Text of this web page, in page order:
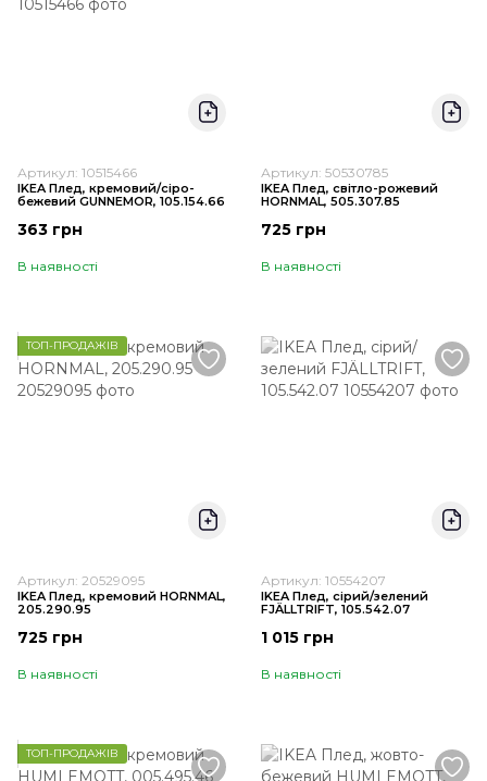
Артикул: 10515466
IKEA Плед, кремовий/сіро-
бежевий GUNNEMOR, 105.154.66
363 грн
В наявності
Артикул: 50530785
IKEA Плед, світло-рожевий
HORNMAL, 505.307.85
725 грн
В наявності
ТОП-ПРОДАЖІВ
Артикул: 20529095
IKEA Плед, кремовий HORNMAL,
205.290.95
725 грн
В наявності
Артикул: 10554207
IKEA Плед, сірий/зелений
FJÄLLTRIFT, 105.542.07
1 015 грн
В наявності
ТОП-ПРОДАЖІВ